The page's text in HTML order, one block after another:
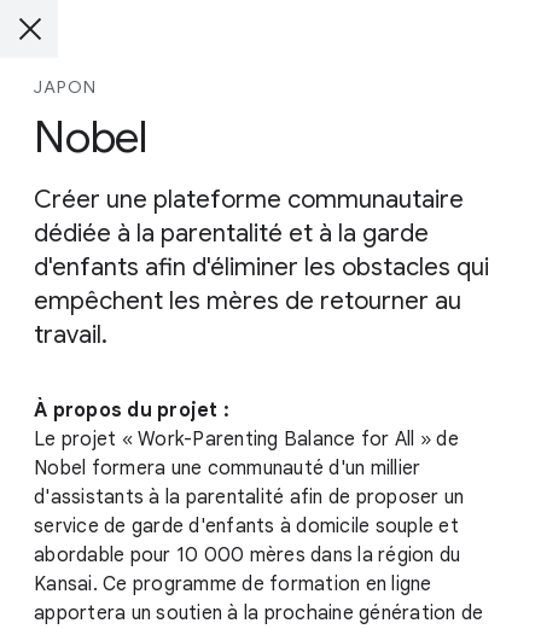
JAPON
Nobel
Créer une plateforme communautaire
dédiée à la parentalité et à la garde
d'enfants afin d'éliminer les obstacles qui
empêchent les mères de retourner au
travail.
À propos du projet :
Le projet « Work-Parenting Balance for All » de
Nobel formera une communauté d'un millier
d'assistants à la parentalité afin de proposer un
service de garde d'enfants à domicile souple et
abordable pour 10 000 mères dans la région du
Kansai. Ce programme de formation en ligne
apportera un soutien à la prochaine génération de